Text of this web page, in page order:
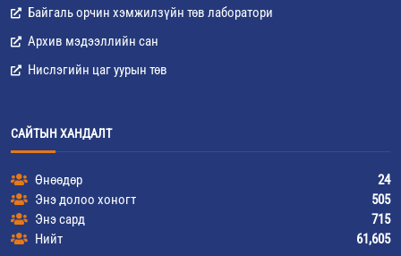
Байгаль орчин хэмжилзүйн төв лаборатори
Архив мэдээллийн сан
Нислэгийн цаг уурын төв
САЙТЫН ХАНДАЛТ
Өнөөдөр
24
Энэ долоо хоногт
505
Энэ сард
715
Нийт
61,605